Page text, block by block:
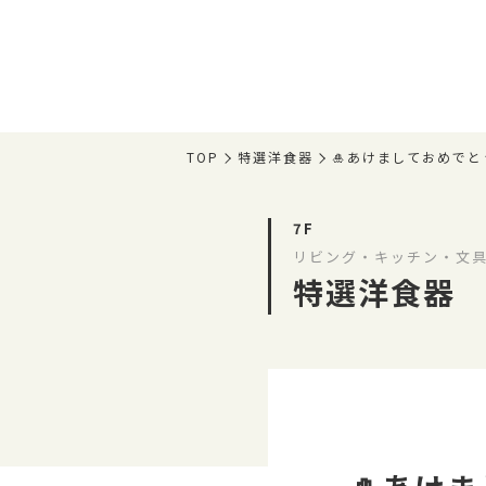
TOP 特選洋食器 🎍あけましておめで
7F
リビング・キッチン・文
特選洋食器